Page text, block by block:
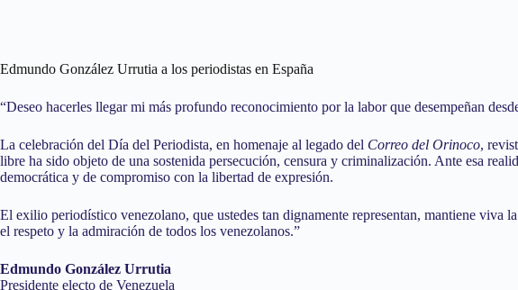
Edmundo González Urrutia a los periodistas en España
“Deseo hacerles llegar mi más profundo reconocimiento por la labor que desempeñan
La celebración del Día del Periodista, en homenaje al legado del Correo del Orinoco,
libre ha sido objeto de una sostenida persecución, censura y criminalización. Ante esa
democrática y de compromiso con la libertad de expresión.
El exilio periodístico venezolano, que ustedes tan dignamente representan, mantiene viva
el respeto y la admiración de todos los venezolanos.”
Edmundo González Urrutia
Presidente electo de Venezuela